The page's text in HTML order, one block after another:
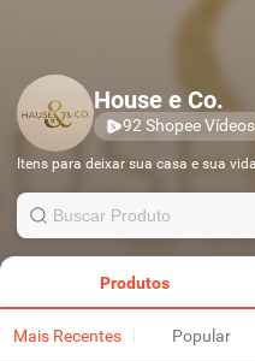
House e Co.
92 Shopee Vídeos
Itens para deixar sua casa e sua
Produtos
Mais Recentes Popular